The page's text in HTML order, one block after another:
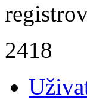
2418